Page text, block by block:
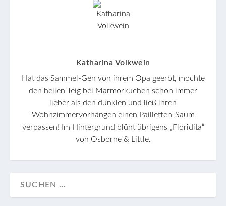
Katharina Volkwein
Hat das Sammel-Gen von ihrem Opa geerbt, mochte
den hellen Teig bei Marmorkuchen schon immer
lieber als den dunklen und ließ ihren
Wohnzimmervorhängen einen Pailletten-Saum
verpassen! Im Hintergrund blüht übrigens „Floridita“
von Osborne & Little.